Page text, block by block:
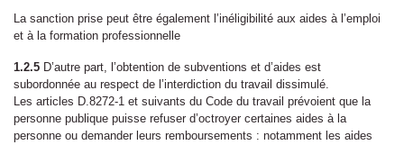
La sanction prise peut être également l’inéligibilité aux aides à l’emploi
et à la formation professionnelle
1.2.5 D’autre part, l’obtention de subventions et d’aides est
subordonnée au respect de l’interdiction du travail dissimulé.
Les articles D.8272-1 et suivants du Code du travail prévoient que la
personne publique puisse refuser d’octroyer certaines aides à la
personne ou demander leurs remboursements : notamment les aides